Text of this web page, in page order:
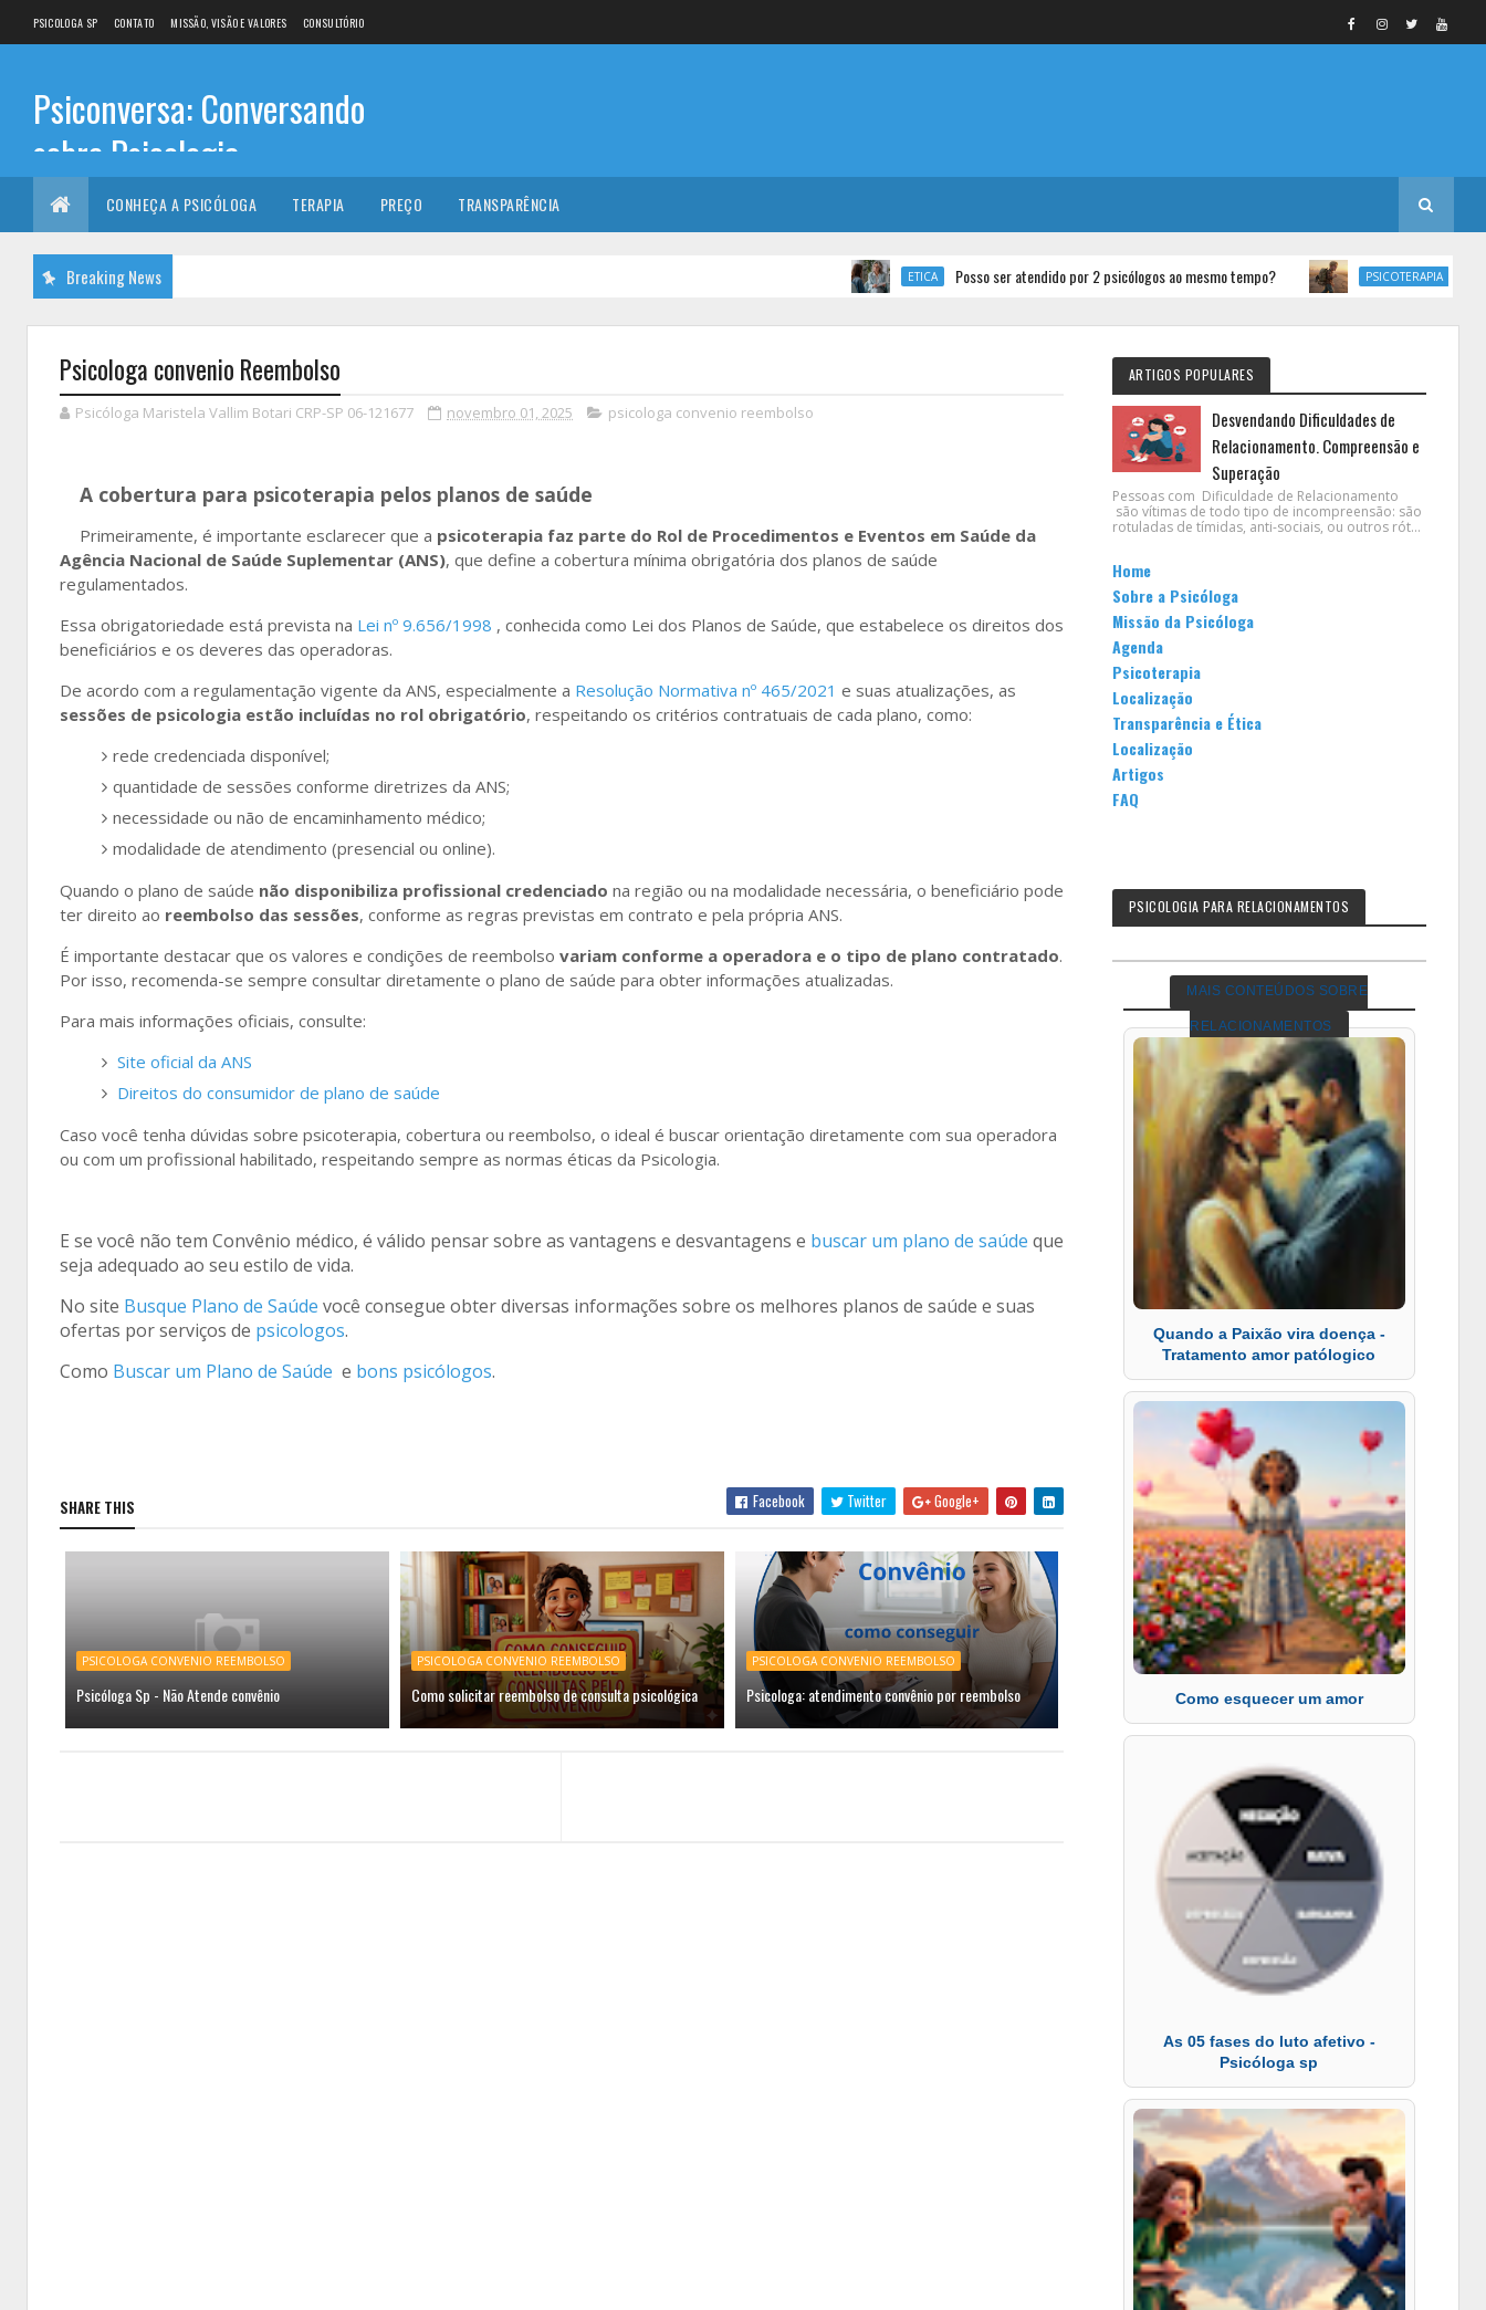
PSICOLOGA SP CONTATO MISSÃO, VISÃO E VALORES CONSULTÓRIO
Psiconversa: Conversando
sobre Psicologia
Informações sobre: Psicóloga, Psicoterapia, terapia de
casal, terapia individual, Psicóloga online e presencial,
CONHEÇA A PSICÓLOGA TERAPIA PREÇO TRANSPARÊNCIA
Breaking News ETICA Posso ser atendido por 2 psicólogos ao mesmo tempo? PSICOTERAPIA Perdas,
Psicologa convenio Reembolso
Psicóloga Maristela Vallim Botari CRP-SP 06-121677 novembro 01, 2025 psicologa convenio reembolso
A cobertura para psicoterapia pelos planos de saúde
Primeiramente, é importante esclarecer que a psicoterapia faz parte do Rol de Procedimentos e Eventos em Saúde da
Agência Nacional de Saúde Suplementar (ANS), que define a cobertura mínima obrigatória dos planos de saúde
regulamentados.
Essa obrigatoriedade está prevista na Lei nº 9.656/1998 , conhecida como Lei dos Planos de Saúde, que estabelece os direitos dos
beneficiários e os deveres das operadoras.
De acordo com a regulamentação vigente da ANS, especialmente a Resolução Normativa nº 465/2021 e suas atualizações, as
sessões de psicologia estão incluídas no rol obrigatório, respeitando os critérios contratuais de cada plano, como:
rede credenciada disponível;
quantidade de sessões conforme diretrizes da ANS;
necessidade ou não de encaminhamento médico;
modalidade de atendimento (presencial ou online).
Quando o plano de saúde não disponibiliza profissional credenciado na região ou na modalidade necessária, o beneficiário pode
ter direito ao reembolso das sessões, conforme as regras previstas em contrato e pela própria ANS.
É importante destacar que os valores e condições de reembolso variam conforme a operadora e o tipo de plano contratado.
Por isso, recomenda-se sempre consultar diretamente o plano de saúde para obter informações atualizadas.
Para mais informações oficiais, consulte:
Site oficial da ANS
Direitos do consumidor de plano de saúde
Caso você tenha dúvidas sobre psicoterapia, cobertura ou reembolso, o ideal é buscar orientação diretamente com sua operadora
ou com um profissional habilitado, respeitando sempre as normas éticas da Psicologia.
E se você não tem Convênio médico, é válido pensar sobre as vantagens e desvantagens e buscar um plano de saúde que
seja adequado ao seu estilo de vida.
No site Busque Plano de Saúde você consegue obter diversas informações sobre os melhores planos de saúde e suas
ofertas por serviços de psicologos.
Como Buscar um Plano de Saúde e bons psicólogos.
SHARE THIS Facebook Twitter Google+
PSICOLOGA CONVENIO REEMBOLSO
Psicóloga Sp - Não Atende convênio
PSICOLOGA CONVENIO REEMBOLSO
Como solicitar reembolso de consulta psicológica
PSICOLOGA CONVENIO REEMBOLSO
Psicologa: atendimento convênio por reembolso
ARTIGOS POPULARES
Desvendando Dificuldades de
Relacionamento. Compreensão e
Superação
Pessoas com Dificuldade de Relacionamento
são vítimas de todo tipo de incompreensão: são
rotuladas de tímidas, anti-sociais, ou outros rót...
Home
Sobre a Psicóloga
Missão da Psicóloga
Agenda
Psicoterapia
Localização
Transparência e Ética
Localização
Artigos
FAQ
PSICOLOGIA PARA RELACIONAMENTOS
MAIS CONTEÚDOS SOBRE
RELACIONAMENTOS
Quando a Paixão vira doença -
Tratamento amor patólogico
Como esquecer um amor
As 05 fases do luto afetivo -
Psicóloga sp